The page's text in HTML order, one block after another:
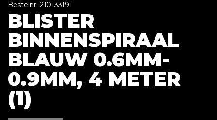
Bestelnr. 210133191
BLISTER
BINNENSPIRAAL
BLAUW 0.6MM-
0.9MM, 4 METER
(1)